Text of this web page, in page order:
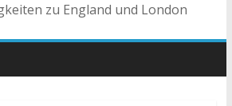
zu England und London